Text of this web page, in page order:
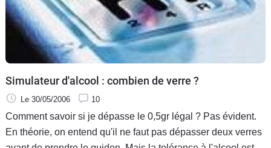
Simulateur d'alcool : combien de verre ?
Le 30/05/2006 10
Comment savoir si je dépasse le 0,5gr légal ? Pas évident.
En théorie, on entend qu'il ne faut pas dépasser deux verres